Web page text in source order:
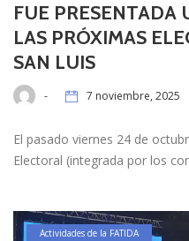
FUE PRESENTADA
LAS PRÓXIMAS
SAN LUIS
- 7 noviembre, 2025
El pasado viernes 24 de
Electoral (integrada por los
Actividades de la FATIDA